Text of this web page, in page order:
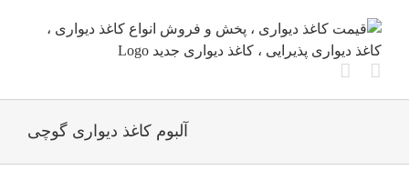
content
آلبوم کاغذ دیواری گوچی